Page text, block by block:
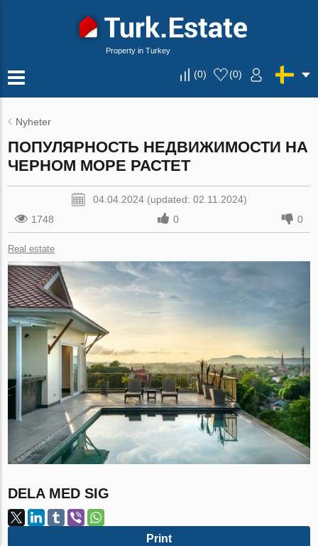
Property in Turkey
(0) (0)
Nyheter
ПОПУЛЯРНОСТЬ НЕДВИЖИМОСТИ НА
ЧЕРНОМ МОРЕ РАСТЕТ
04.04.2024 (updated: 02.11.2024)
1748
0 0
Real estate
DELA MED SIG
Print